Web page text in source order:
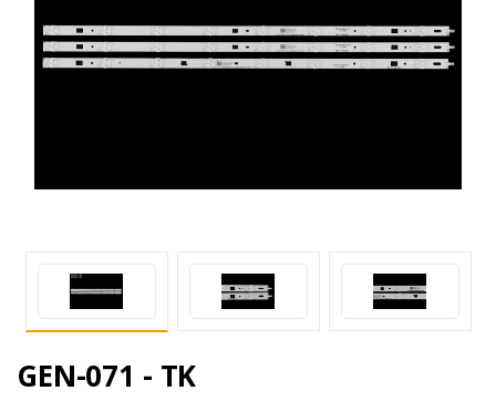
GEN-071 - TK